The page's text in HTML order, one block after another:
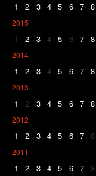
1 2 3 4 5 6 7 8
2015
1 2 3 4 5 6 7 8
2014
1 2 3 4 5 6 7 8
2013
1 2 3 4 5 6 7 8
2012
1 2 3 4 5 6 7 8
2011
1 2 3 4 5 6 7 8